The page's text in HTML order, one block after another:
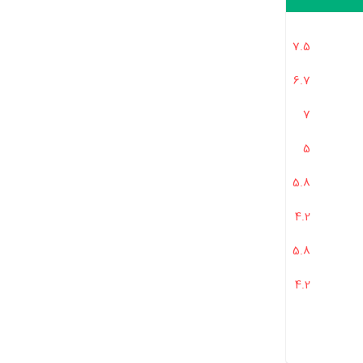
7.5
6.7
7
5
5.8
4.2
5.8
4.2